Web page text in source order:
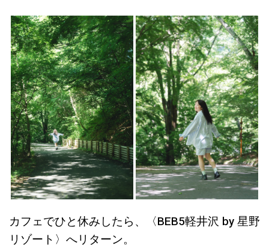
カフェでひと休みしたら、〈BEB5軽井沢 by 星野
リゾート〉へリターン。